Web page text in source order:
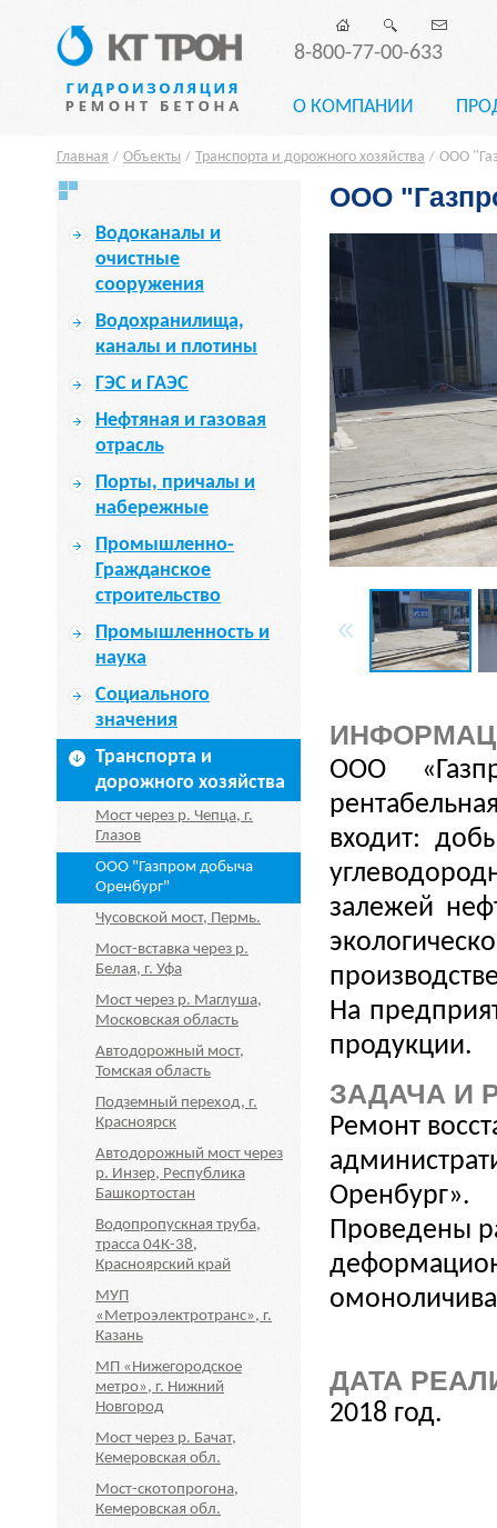
8-800-77-00-633
О КОМПАНИИ
Главная / Объекты / Транспорта и дорожного хозяйства / ООО
Водоканалы и
очистные
сооружения
Водохранилища,
каналы и плотины
ГЭС и ГАЭС
Нефтяная и газовая
отрасль
Порты, причалы и
набережные
Промышленно-
Гражданское
строительство
Промышленность и
наука
Социального
значения
Транспорта и
дорожного хозяйства
Мост через р. Чепца, г.
Глазов
ООО "Газпром добыча
Оренбург"
Чусовской мост, Пермь.
Мост-вставка через р.
Белая, г. Уфа
Мост через р. Маглуша,
Московская область
Автодорожный мост,
Томская область
Подземный переход, г.
Красноярск
Автодорожный мост через
р. Инзер, Республика
Башкортостан
Водопропускная труба,
трасса 04К-38,
Красноярский край
МУП
«Метроэлектротранс», г.
Казань
МП «Нижегородское
метро», г. Нижний
Новгород
Мост через р. Бачат,
Кемеровская обл.
Мост-скотопрогона,
Кемеровская обл.
ООО
ООО
входит:
залежей
На
продукции.
ЗАДАЧА И
Ремонт
Оренбург».
Проведены
ДАТА
2018 год.